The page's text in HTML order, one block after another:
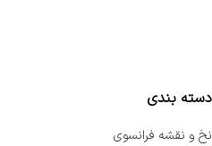
دسته بندی
نخ و نقشه فرانسوی